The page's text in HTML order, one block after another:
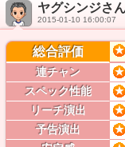
ヤグシンジさ
2015-01-10 16:00:07
総合評価
連チャン
スペック性能
リーチ演出
予告演出